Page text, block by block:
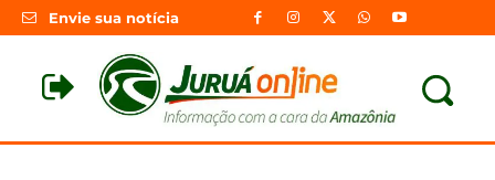
Envie sua notícia